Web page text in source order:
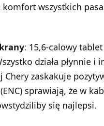
komfort wszystkich
: 15,6-calowy
działa płynnie i
Chery zaskakuje
sprawiają, że w
się najlepsi.